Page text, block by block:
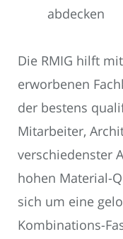
abdecken
Die RMIG hilft
erworbenen
der bestens
Mitarbeiter,
verschiedenster
hohen Material-
sich um eine
Kombinations-